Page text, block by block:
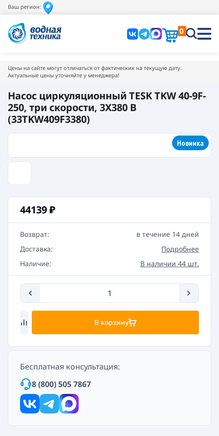
Ваш регион:
0
Цены на сайте могут отличаться от фактических на текущую дату.
Актуальные цены уточняйте у менеджера!
Насос циркуляционный TESK TKW 40-9F-
250, три скорости, 3X380 В
(33TKW409F3380)
Новинка
44139₽
Возврат:
в течение 14 дней
Доставка:
Подробнее
Наличие:
В наличии 44 шт.
В корзину
Бесплатная консультация:
8 (800) 505 7867